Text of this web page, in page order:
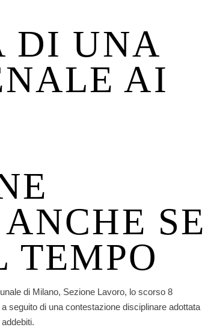
DI UNA
AI
SE
TEMPO
di Milano, Sezione Lavoro, lo scorso 8
seguito di una contestazione disciplinare adottata